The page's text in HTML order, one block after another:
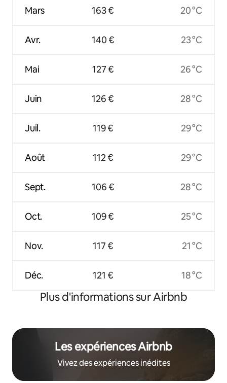
Mars
Avr.
Mai
Juin
Juil.
Août
Sept.
Oct.
Nov.
Déc.
163 €
140 €
127 €
126 €
119 €
112 €
106 €
109 €
117 €
121 €
20 °C
23 °C
26 °C
28 °C
29 °C
29 °C
28 °C
25 °C
21 °C
18 °C
Plus d'informations sur Airbnb
Les expériences Airbnb
Vivez des expériences inédites